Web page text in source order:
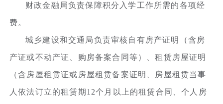
财政金融局负责保障积分入学工作所需的各项经
费。
城乡建设和交通局负责审核自有房产证明（含房
产证或不动产证、购房备案合同等）、租赁房屋证明
（含房屋租赁证或房屋租赁备案证明、房屋租赁当事
人依法订立的租赁期12个月以上的租赁合同、个人房